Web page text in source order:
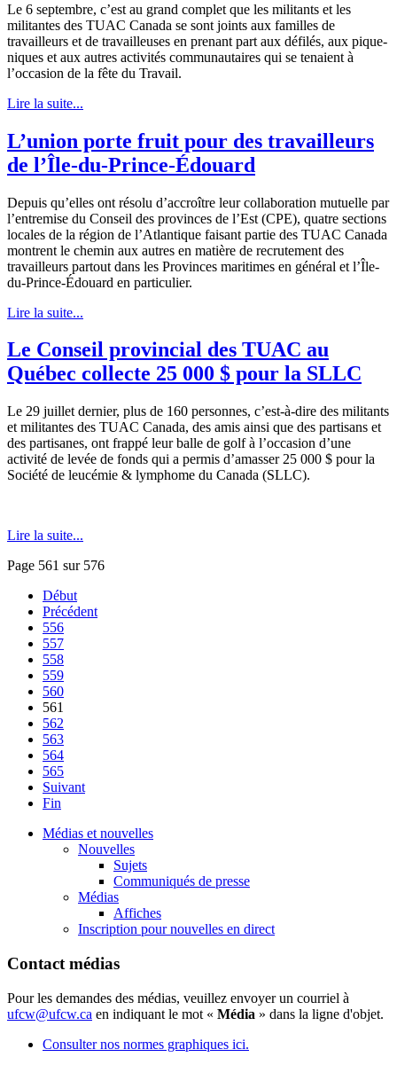
Le 6 septembre, c’est au grand complet que les militants et les
militantes des TUAC Canada se sont joints aux familles de
travailleurs et de travailleuses en prenant part aux défilés, aux pique-
niques et aux autres activités communautaires qui se tenaient à
l’occasion de la fête du Travail.
Lire la suite...
L’union porte fruit pour des travailleurs
de l’Île-du-Prince-Édouard
Depuis qu’elles ont résolu d’accroître leur collaboration mutuelle par
l’entremise du Conseil des provinces de l’Est (CPE), quatre sections
locales de la région de l’Atlantique faisant partie des TUAC Canada
montrent le chemin aux autres en matière de recrutement des
travailleurs partout dans les Provinces maritimes en général et l’Île-
du-Prince-Édouard en particulier.
Lire la suite...
Le Conseil provincial des TUAC au
Québec collecte 25 000 $ pour la SLLC
Le 29 juillet dernier, plus de 160 personnes, c’est-à-dire des militants
et militantes des TUAC Canada, des amis ainsi que des partisans et
des partisanes, ont frappé leur balle de golf à l’occasion d’une
activité de levée de fonds qui a permis d’amasser 25 000 $ pour la
Société de leucémie & lymphome du Canada (SLLC).
Lire la suite...
Page 561 sur 576
Début
Précédent
556
557
558
559
560
561
562
563
564
565
Suivant
Fin
Médias et nouvelles
Nouvelles
Sujets
Communiqués de presse
Médias
Affiches
Inscription pour nouvelles en direct
Contact médias
Pour les demandes des médias, veuillez envoyer un courriel à
ufcw@ufcw.ca en indiquant le mot « Média » dans la ligne d'objet.
Consulter nos normes graphiques ici.